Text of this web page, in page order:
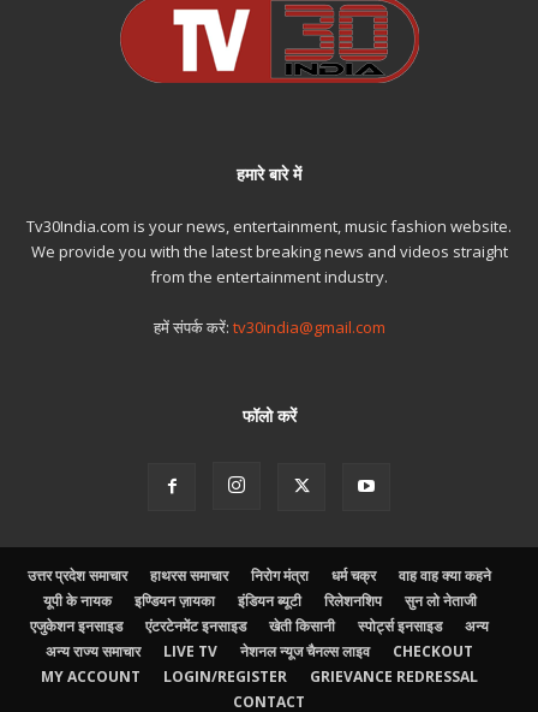
हमारे बारे में
Tv30India.com is your news, entertainment, music fashion website.
We provide you with the latest breaking news and videos straight
from the entertainment industry.
हमें संपर्क करें: tv30india@gmail.com
फॉलो करें
उत्तर प्रदेश समाचार हाथरस समाचार निरोग मंत्रा धर्म चक्र
वाह वाह क्या कहने
यूपी के नायक
इण्डियन ज़ायका इंडियन ब्यूटी रिलेशनशिप
सुन लो नेताजी
एजुकेशन इनसाइड
एंटरटेनमेंट इनसाइड खेती किसानी स्पोर्ट्स इनसाइड
अन्य
अन्य राज्य समाचार
LIVE TV नेशनल न्यूज चैनल्स लाइव
CHECKOUT
MY ACCOUNT
LOGIN/REGISTER
GRIEVANCE REDRESSAL
CONTACT